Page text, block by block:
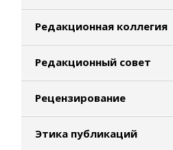
Редакционная коллегия
Редакционный совет
Рецензирование
Этика публикаций